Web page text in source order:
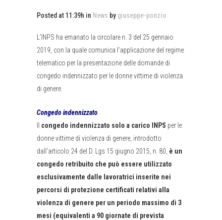
Posted at 11:39h in News by giuseppe-ponzio
L’INPS ha emanato la circolare n. 3 del 25 gennaio
2019, con la quale comunica l’applicazione del regime
telematico per la presentazione delle domande di
congedo indennizzato per le donne vittime di violenza
di genere.
Congedo indennizzato
congedo indennizzato solo a carico INPS per le
donne vittime di violenza di genere, introdotto
dall’articolo 24 del D. Lgs 15 giugno 2015, n. 80, è un
congedo retribuito che può essere utilizzato
esclusivamente dalle lavoratrici inserite nei
percorsi di protezione certificati relativi alla
violenza di genere per un periodo massimo di 3
mesi (equivalenti a 90 giornate di prevista